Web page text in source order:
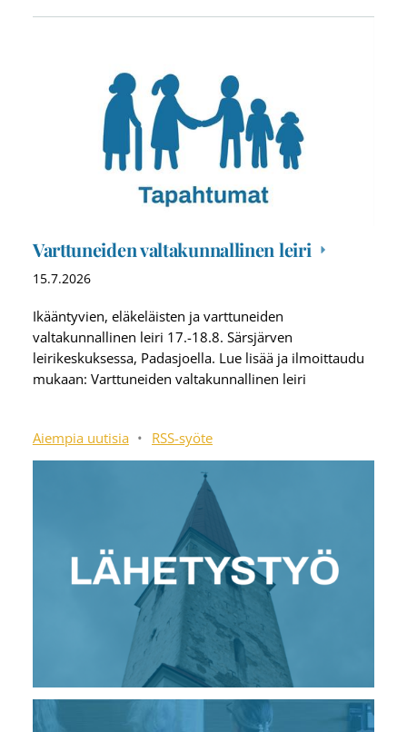
Varttuneiden valtakunnallinen leiri
15.7.2026
Ikääntyvien, eläkeläisten ja varttuneiden
valtakunnallinen leiri 17.-18.8. Särsjärven
leirikeskuksessa, Padasjoella. Lue lisää ja ilmoittaudu
mukaan: Varttuneiden valtakunnallinen leiri
Aiempia uutisia • RSS-syöte